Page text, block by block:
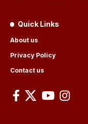
Quick Links
About us
Privacy Policy
Contact us